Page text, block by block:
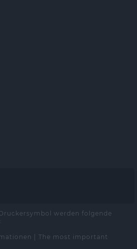
werden folgende
| The most important